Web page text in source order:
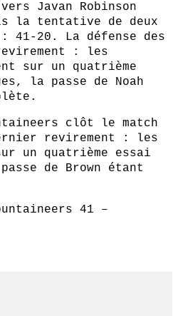
Javan Robinson
la tentative de deux
41-20. La défense des
: les
sur un quatrième
la passe de Noah
clôt le match
revirement : les
un quatrième essai
de Brown étant
41 –